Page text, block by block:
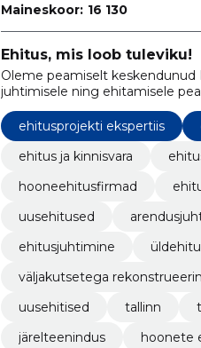
Maineskoor: 16 130
Ehitus, mis loob tuleviku!
Oleme peamiselt keskendunud
juhtimisele ning ehitamisele
ehitusprojekti ekspertiis
ehitus ja kinnisvara
hooneehitusfirmad
uusehitused
ehitusjuhtimine
väljakutsetega
uusehitised
tallinn
järelteenindus
hoonete